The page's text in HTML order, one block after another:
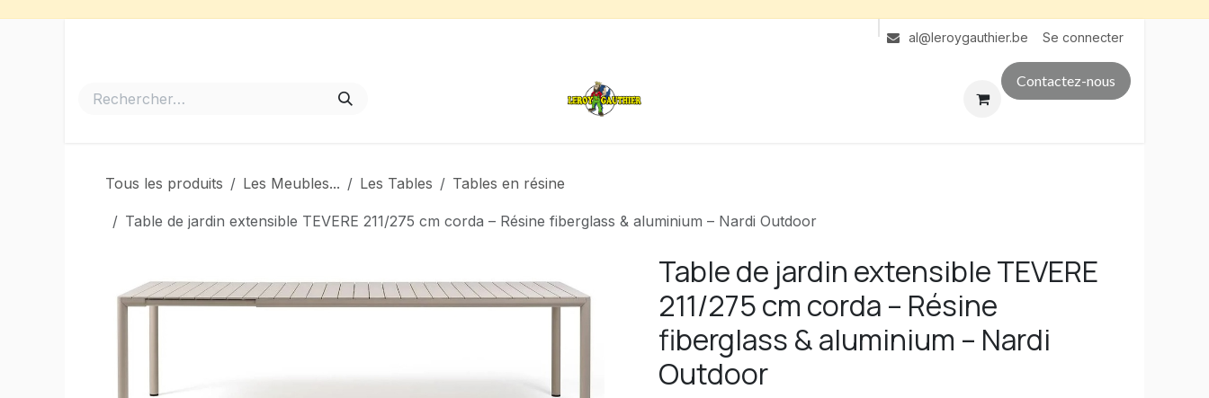
al@leroygauthier.be Se connecter
Contactez-nous
Tous les produits Les Meubles... Les Tables Tables en résine
Table de jardin extensible TEVERE 211/275 cm corda – Résine fiberglass & aluminium – Nardi Outdoor
Table de jardin extensible TEVERE
211/275 cm corda – Résine
fiberglass & aluminium – Nardi
Outdoor